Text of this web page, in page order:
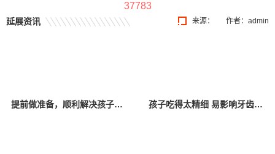
37783
来源： 作者：admin
延展资讯
提前做准备，顺利解决孩子换牙烦恼 孩子吃得太精细 易影响牙齿生长